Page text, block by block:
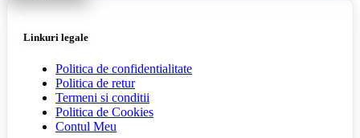
Linkuri legale
Politica de confidentialitate
Politica de retur
Termeni si conditii
Politica de Cookies
Contul Meu